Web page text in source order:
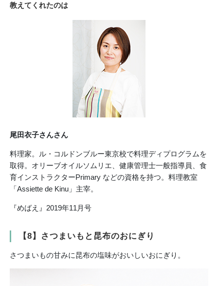
教えてくれたのは
尾田衣子さんさん
料理家。ル・コルドンブルー東京校で料理ディプログラムを
取得。オリーブオイルソムリエ、健康管理士一般指導員、食
育インストラクターPrimary などの資格を持つ。料理教室
「Assiette de Kinu」主宰。
『めばえ』2019年11月号
【8】さつまいもと昆布のおにぎり
さつまいもの甘みに昆布の塩味がおいしいおにぎり。